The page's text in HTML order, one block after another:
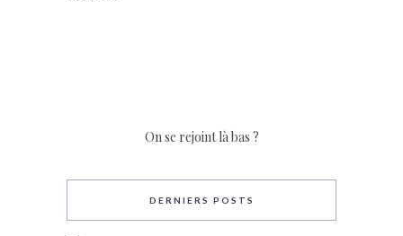
On se rejoint là bas ?
DERNIERS POSTS